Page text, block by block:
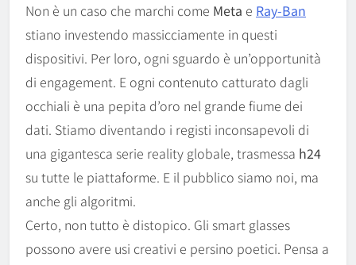
Non è un caso che marchi come Meta e Ray-Ban
stiano investendo massicciamente in questi
dispositivi. Per loro, ogni sguardo è un’opportunità
di engagement. E ogni contenuto catturato dagli
occhiali è una pepita d’oro nel grande fiume dei
dati. Stiamo diventando i registi inconsapevoli di
una gigantesca serie reality globale, trasmessa h24
su tutte le piattaforme. E il pubblico siamo noi, ma
anche gli algoritmi.
Certo, non tutto è distopico. Gli smart glasses
possono avere usi creativi e persino poetici. Pensa a